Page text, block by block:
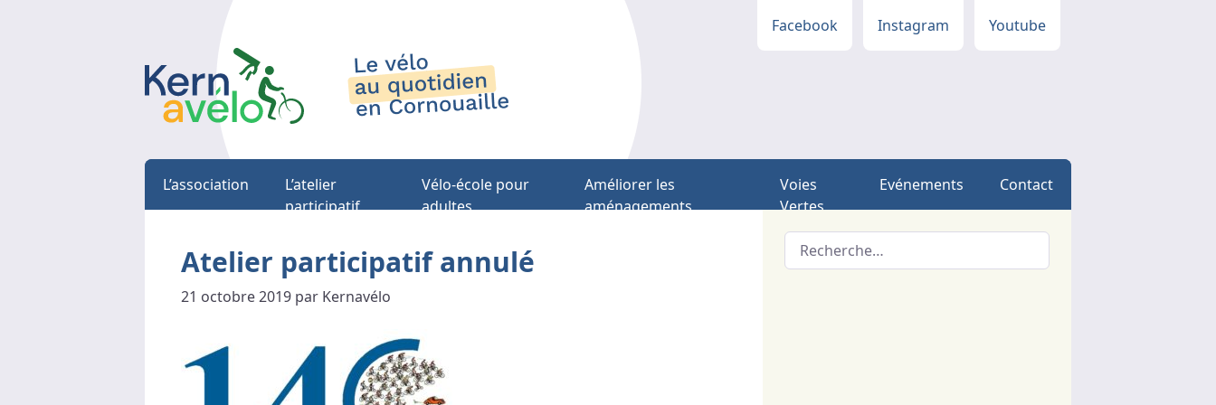
Facebook Instagram Youtube
L’association
L’atelier
participatif
Vélo-école pour
adultes
Améliorer les
aménagements
Voies
Vertes
Evénements Contact
Atelier participatif annulé
21 octobre 2019 par Kernavélo